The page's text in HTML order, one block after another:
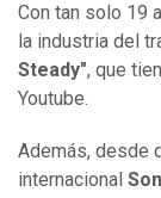
Con tan solo 19
la industria del
Steady", que
Youtube.
Además, desde
internacional